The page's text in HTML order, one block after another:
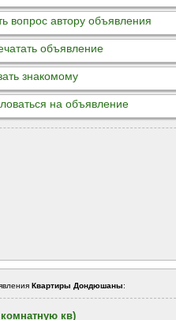
вопрос автору объявления
объявление
знакомому
на объявление
Квартиры Дондюшаны:
кв)